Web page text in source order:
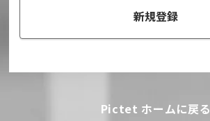
新規登録
Pictet ホームに戻る